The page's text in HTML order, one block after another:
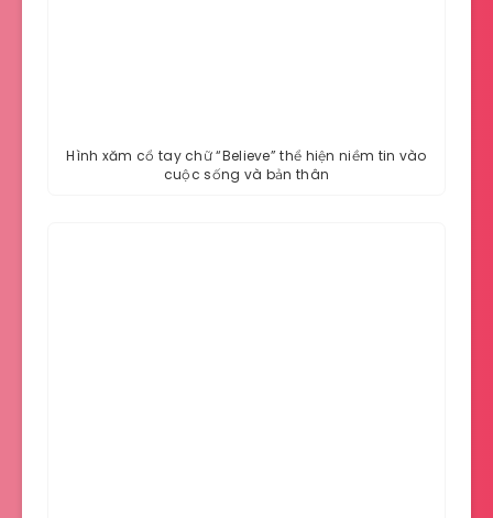
Hình xăm cổ tay chữ “Believe” thể hiện niềm tin vào
cuộc sống và bản thân